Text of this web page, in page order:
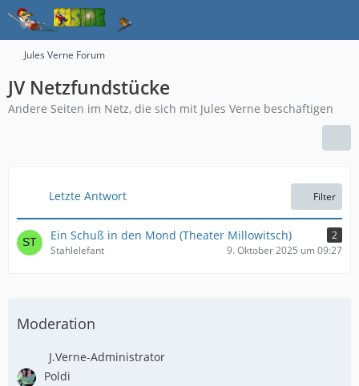
Jules Verne Forum
JV Netzfundstücke
Andere Seiten im Netz, die sich mit Jules Verne beschäftigen
Letzte Antwort Filter
Ein Schuß in den Mond (Theater Millowitsch)
2
Stahlelefant
9. Oktober 2025 um 09:27
Moderation
J.Verne-Administrator
Poldi